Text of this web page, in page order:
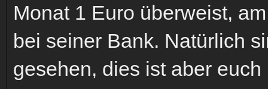
Monat 1 Euro überweist,
bei seiner Bank. Natürlich
gesehen, dies ist aber